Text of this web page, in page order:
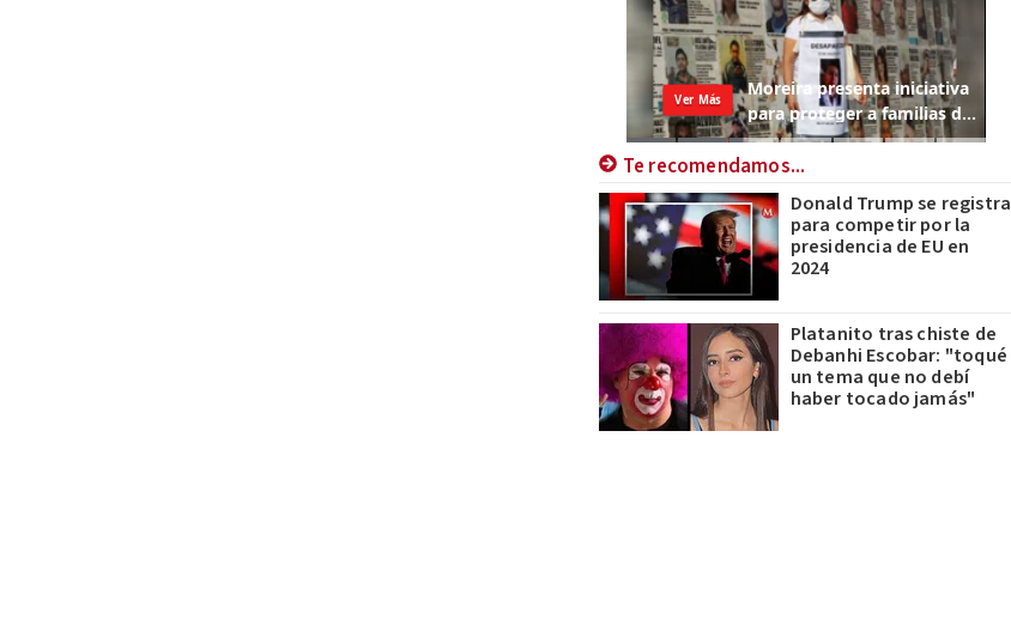
Te recomendamos...
Donald Trump se registra
para competir por la
presidencia de EU en
2024
Platanito tras chiste de
Debanhi Escobar: "toqué
un tema que no debí
haber tocado jamás"